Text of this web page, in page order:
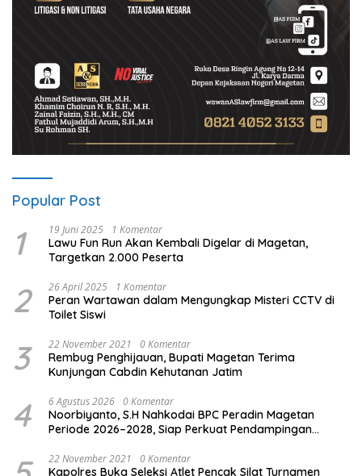
Popular Post
1 19 Juni 2025 1 Komentar
Lawu Fun Run Akan Kembali Digelar di Magetan,
Targetkan 2.000 Peserta
2 26 April 2025 1 Komentar
Peran Wartawan dalam Mengungkap Misteri CCTV di
Toilet Siswi
3 22 November 2021 0 Komentar
Rembug Penghijauan, Bupati Magetan Terima
Kunjungan Cabdin Kehutanan Jatim
4 6 Agustus 2026 0 Komentar
Noorbiyanto, S.H Nahkodai BPC Peradin Magetan
Periode 2026–2028, Siap Perkuat Pendampingan
22 November 2021 0 Komentar
Kapolres Buka Seleksi Atlet Pencak Silat Turnamen